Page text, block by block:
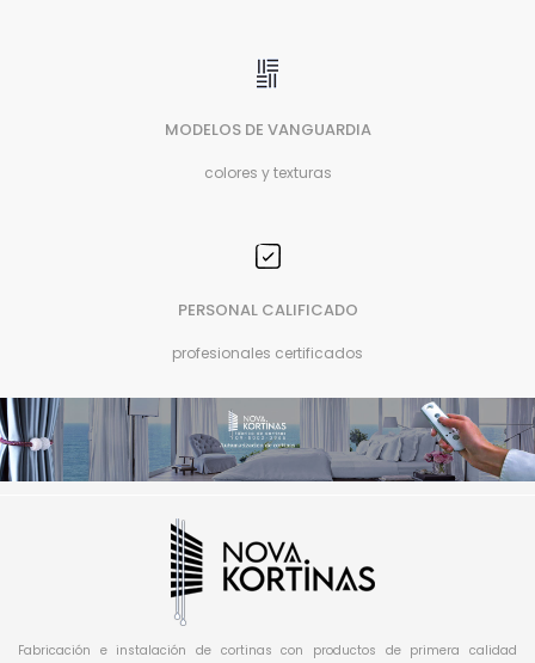
MODELOS DE VANGUARDIA
colores y texturas
PERSONAL CALIFICADO
profesionales certificados
Fabricación e instalación de cortinas con productos de primera calidad